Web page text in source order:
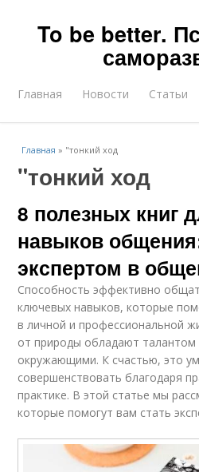
To be better.
Главная Новости Статьи
Главная » "тонкий ход
"тонкий ход
8 полезных книг
навыков
экспертом в
Способность эффективно
ключевых навыков, которые
в личной и профессиональной
от природы обладают
окружающими. К счастью, это
совершенствовать благодаря
практике. В этой статье мы
которые помогут вам стать